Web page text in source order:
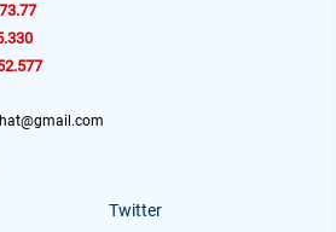
Twitter